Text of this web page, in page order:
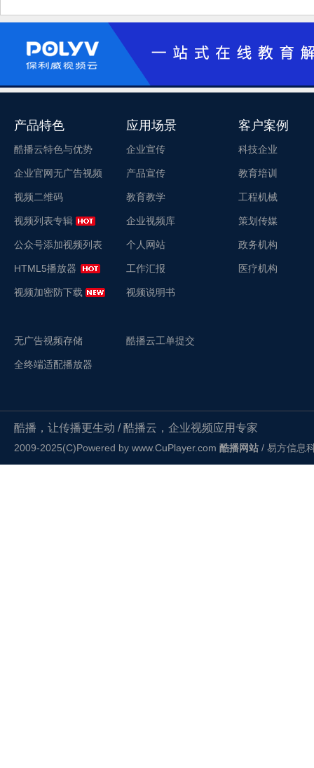
产品特色
酷播云特色与优势
企业官网无广告视频
视频二维码
视频列表专辑
公众号添加视频列表
HTML5播放器
视频加密防下载
无广告视频存储
全终端适配播放器
应用场景
企业宣传
产品宣传
教育教学
企业视频库
个人网站
工作汇报
视频说明书
酷播云工单提交
客户案例
科技企业
教育培训
工程机械
策划传媒
政务机构
医疗机构
酷播，让传播更生动 / 酷播云，企业视频应用专家
2009-2025(C)Powered by www.CuPlayer.com 酷播网站 / 易方信息